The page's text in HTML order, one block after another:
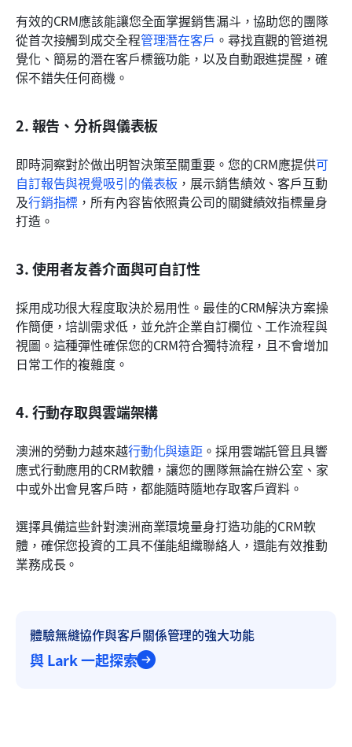
有效的CRM應該能讓您全面掌握銷售漏斗，協助您的團隊
從首次接觸到成交全程管理潛在客戶 。尋找直觀的管道視
覺化、簡易的潛在客戶標籤功能，以及自動跟進提醒，確
保不錯失任何商機。
2. 報告、分析與儀表板
即時洞察對於做出明智決策至關重要。您的CRM應提供可
自訂報告與視覺吸引的儀表板 ，展示銷售績效、客戶互動
及行銷指標 ，所有內容皆依照貴公司的關鍵績效指標量身
打造。
3. 使用者友善介面與可自訂性
採用成功很大程度取決於易用性。最佳的CRM解決方案操
作簡便，培訓需求低，並允許企業自訂欄位、工作流程與
視圖。這種彈性確保您的CRM符合獨特流程，且不會增加
日常工作的複雜度。
4. 行動存取與雲端架構
澳洲的勞動力越來越行動化與遠距 。採用雲端託管且具響
應式行動應用的CRM軟體，讓您的團隊無論在辦公室、家
中或外出會見客戶時，都能隨時隨地存取客戶資料。
選擇具備這些針對澳洲商業環境量身打造功能的CRM軟
體，確保您投資的工具不僅能組織聯絡人，還能有效推動
業務成長。
體驗無縫協作與客戶關係管理的強大功能
與 Lark 一起探索